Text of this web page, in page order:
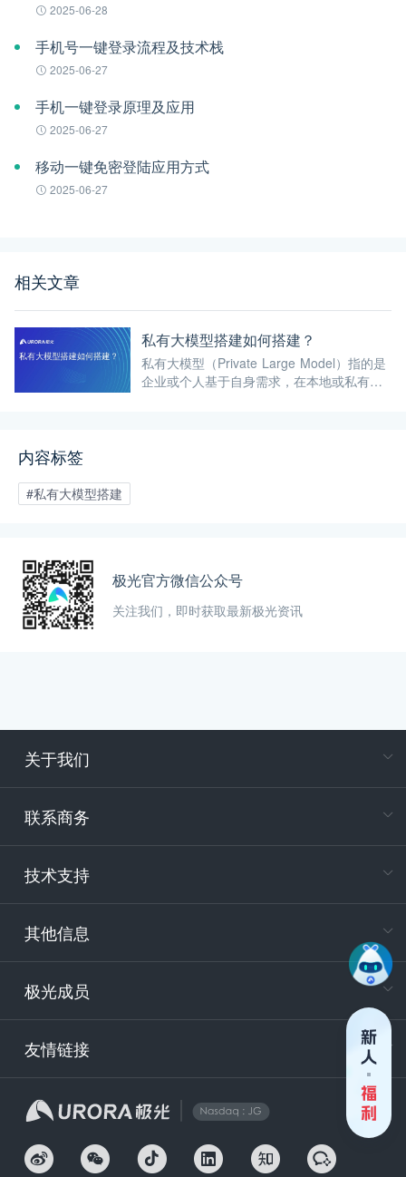
2025-06-28
手机号一键登录流程及技术栈
2025-06-27
手机一键登录原理及应用
2025-06-27
移动一键免密登陆应用方式
2025-06-27
相关文章
私有大模型搭建如何搭建？
私有大模型（Private Large Model）指的是
企业或个人基于自身需求，在本地或私有云
内容标签
#私有大模型搭建
极光官方微信公众号
关注我们，即时获取最新极光资讯
关于我们
联系商务
技术支持
其他信息
极光成员
友情链接
电
400-
技
安
企